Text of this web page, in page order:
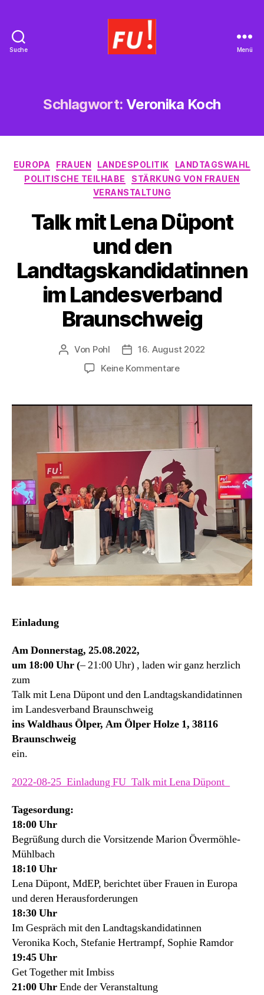
Suche Menü
Schlagwort: Veronika Koch
Kategorien
EUROPA FRAUEN LANDESPOLITIK
LANDTAGSWAHL
POLITISCHE TEILHABE
STÄRKUNG VON FRAUEN
VERANSTALTUNG
Talk mit Lena Düpont
und den
Landtagskandidatinnen
im Landesverband
Braunschweig
Beitragsautor
Von Pohl Beitragsdatum
16. August 2022
Keine Kommentarezu
Lena
Düpont
den
im
Landesverband
Braunschweig
Einladung
Am Donnerstag, 25.08.2022,
um 18:00 Uhr (– 21:00 Uhr) , laden wir ganz herzlich
zum
Talk mit Lena Düpont und den Landtagskandidatinnen
im Landesverband Braunschweig
ins Waldhaus Ölper, Am Ölper Holze 1, 38116
Braunschweig
ein.
2022-08-25_Einladung FU_Talk mit Lena Düpont_
Tagesordung:
18:00 Uhr
Begrüßung durch die Vorsitzende Marion Övermöhle-
Mühlbach
18:10 Uhr
Lena Düpont, MdEP, berichtet über Frauen in Europa
und deren Herausforderungen
18:30 Uhr
Im Gespräch mit den Landtagskandidatinnen
Veronika Koch, Stefanie Hertrampf, Sophie Ramdor
19:45 Uhr
Get Together mit Imbiss
21:00 UhrEnde der Veranstaltung